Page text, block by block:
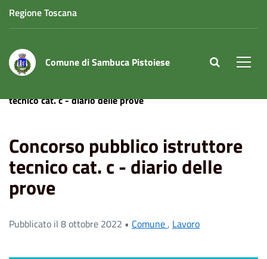
Regione Toscana
Comune di Sambuca Pistoiese site.searc
tecnico cat. c - diario delle prove
Concorso pubblico istruttore
tecnico cat. c - diario delle
prove
Pubblicato il 8 ottobre 2022 • Comune, Lavoro